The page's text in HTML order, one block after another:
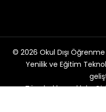
© 2026 Okul Dışı
Yenilik ve Eğitim
Tüm hakları saklıdır.